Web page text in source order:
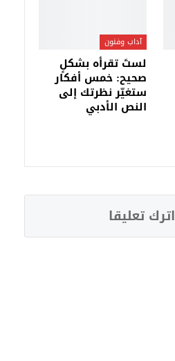
آداب وفنون
لستَ تقرأه بشكلٍ
صحيح: خمس أفكار
ستغيّر نظرتك إلى
النص الأدبي
اترك تعليقا